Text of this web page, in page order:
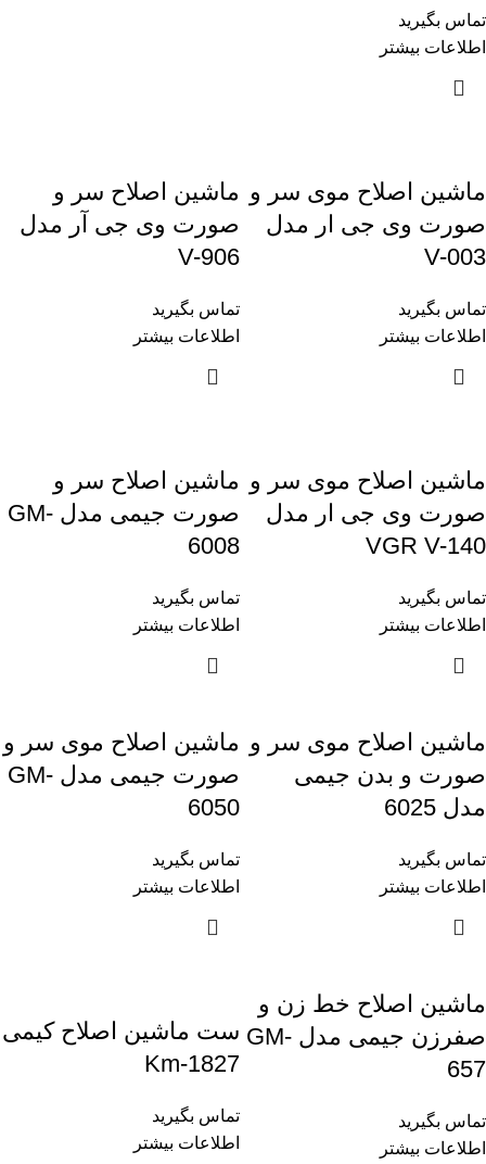
تماس بگیرید
اطلاعات بیشتر
ماشین اصلاح موی سر و
صورت وی جی ار مدل
V-003
تماس بگیرید
اطلاعات بیشتر
ماشین اصلاح سر و
صورت وی جی آر مدل
V-906
تماس بگیرید
اطلاعات بیشتر
ماشین اصلاح موی سر و
صورت وی جی ار مدل
VGR V-140
تماس بگیرید
اطلاعات بیشتر
ماشین اصلاح سر و
صورت جیمی مدل GM-
6008
تماس بگیرید
اطلاعات بیشتر
ماشین اصلاح موی سر و
صورت و بدن جیمی
مدل 6025
تماس بگیرید
اطلاعات بیشتر
ماشین اصلاح موی سر و
صورت جیمی مدل GM-
6050
تماس بگیرید
اطلاعات بیشتر
ماشین اصلاح خط زن و
صفرزن جیمی مدل GM-
657
تماس بگیرید
اطلاعات بیشتر
ست ماشین اصلاح کیمی
Km-1827
تماس بگیرید
اطلاعات بیشتر